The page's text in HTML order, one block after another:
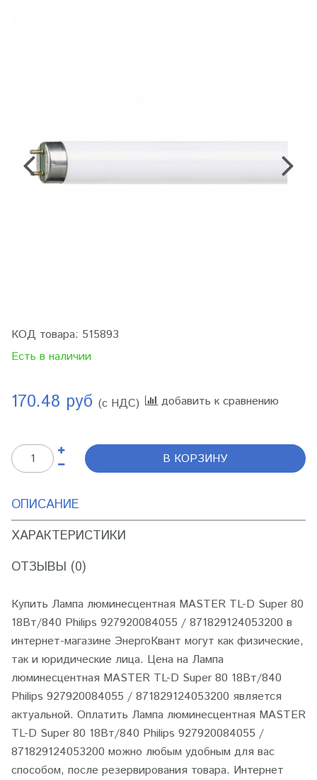
КОД товара: 515893
Есть в наличии
170.48 руб (с НДС) добавить к сравнению
В КОРЗИНУ
ОПИСАНИЕ
ХАРАКТЕРИСТИКИ
ОТЗЫВЫ (0)
Купить Лампа люминесцентная MASTER TL-D Super 80
18Вт/840 Philips 927920084055 / 871829124053200 в
интернет-магазине ЭнергоКвант могут как физические,
так и юридические лица. Цена на Лампа
люминесцентная MASTER TL-D Super 80 18Вт/840
Philips 927920084055 / 871829124053200 является
актуальной. Оплатить Лампа люминесцентная MASTER
TL-D Super 80 18Вт/840 Philips 927920084055 /
871829124053200 можно любым удобным для вас
способом, после резервирования товара. Интернет